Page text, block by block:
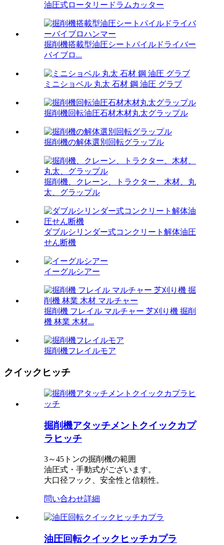
油圧式ロータリードラムカッター
掘削機搭載型油圧シートパイルドライバー
バイブロ...
ミニショベル 丸太 石材 鋼 油圧 グラブ
掘削機回転油圧石材木材丸太グラップル
掘削機の解体選別回転グラップル
掘削機、クレーン、トラクター、木材、丸
太、グラップル
ダブルシリンダー式コンクリート解体油圧
せん断機
イーグルシアー
掘削機 フレイル マルチャー 芝刈り機 掘削
機 林業 木材...
掘削機フレイルモア
クイックヒッチ
掘削機アタッチメントクイックカプ
ラヒッチ
3～45トンの掘削機の範囲
油圧式・手動式がございます。
大口径フック、安全性と信頼性。
問い合わせ詳細
油圧回転クイックヒッチカプラ